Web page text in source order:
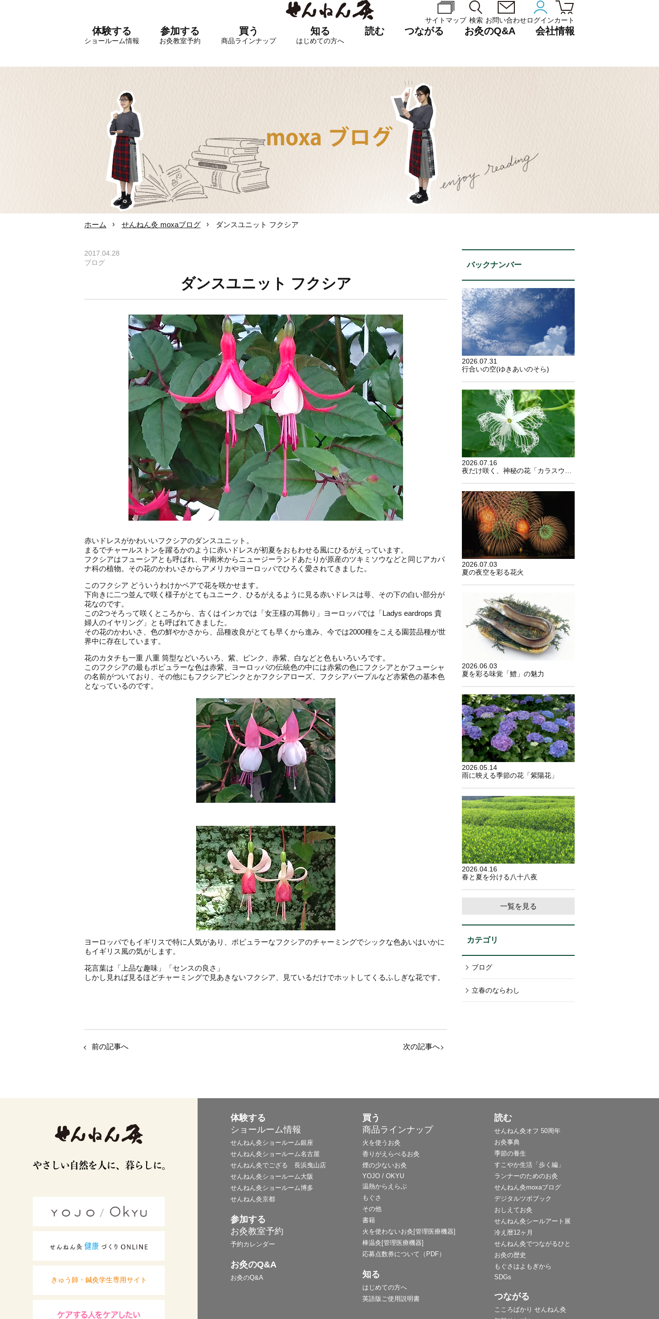
サイトマップ 検索 お問い合わせログインカート
体験する
ショールーム情報
参加する
お灸教室予約
買う
商品ラインナップ
知る
はじめての方へ
読む つながる お灸のQ&A 会社情報
ホーム せんねん灸 moxaブログ ダンスユニット フクシア
2017.04.28
ブログ
ダンスユニット フクシア
赤いドレスがかわいいフクシアのダンスユニット。
まるでチャールストンを躍るかのように赤いドレスが初夏をおもわせる風にひるがえっています。
フクシアはフューシアとも呼ばれ、中南米からニュージーランドあたりが原産のツキミソウなどと同じアカバ
ナ科の植物。その花のかわいさからアメリカやヨーロッパでひろく愛されてきました。
このフクシア どういうわけかペアで花を咲かせます。
下向きに二つ並んで咲く様子がとてもユニーク、ひるがえるように見る赤いドレスは萼、その下の白い部分が
花なのです。
この2つそろって咲くところから、古くはインカでは「女王様の耳飾り」ヨーロッパでは「Ladys eardrops 貴
婦人のイヤリング」とも呼ばれてきました。
その花のかわいさ、色の鮮やかさから、品種改良がとても早くから進み、今では2000種をこえる園芸品種が世
界中に存在しています。
花のカタチも一重 八重 筒型などいろいろ、紫、ピンク、赤紫、白などと色もいろいろです。
このフクシアの最もポピュラーな色は赤紫、ヨーロッパの伝統色の中には赤紫の色にフクシアとかフューシャ
の名前がついており、その他にもフクシアピンクとかフクシアローズ、フクシアパープルなど赤紫色の基本色
となっているのです。
ヨーロッパでもイギリスで特に人気があり、ポピュラーなフクシアのチャーミングでシックな色あいはいかに
もイギリス風の気がします。
花言葉は「上品な趣味」「センスの良さ」
しかし見れば見るほどチャーミングで見あきないフクシア、見ているだけでホットしてくるふしぎな花です。
前の記事へ 次の記事へ
バックナンバー
2026.07.31
行合いの空(ゆきあいのそら)
2026.07.16
2026.07.03
夏の夜空を彩る花火
2026.06.03
夏を彩る味覚「鱧」の魅力
2026.05.14
雨に映える季節の花「紫陽花」
2026.04.16
春と夏を分ける八十八夜
一覧を見る
カテゴリ
ブログ
立春のならわし
きゅう師・鍼灸学生専用サイト
体験する
ショールーム情報
せんねん灸ショールーム銀座
せんねん灸ショールーム名古屋
せんねん灸でござる 長浜曳山店
せんねん灸ショールーム大阪
せんねん灸ショールーム博多
せんねん灸京都
参加する
お灸教室予約
予約カレンダー
お灸のQ&A
お灸のQ&A
買う
商品ラインナップ
火を使うお灸
香りがえらべるお灸
煙の少ないお灸
YOJO / OKYU
温熱からえらぶ
もぐさ
その他
書籍
火を使わないお灸[管理医療機器]
棒温灸[管理医療機器]
応募点数券について（PDF）
知る
はじめての方へ
英語版ご使用説明書
読む
せんねん灸オフ 50周年
お灸事典
季節の養生
すこやか生活「歩く編」
ランナーのためのお灸
せんねん灸moxaブログ
デジタルツボブック
おしえてお灸
せんねん灸シールアート展
冷え暦12ヶ月
せんねん灸でつながるひと
お灸の歴史
もぐさはよもぎから
SDGs
つながる
こころばかり せんねん灸